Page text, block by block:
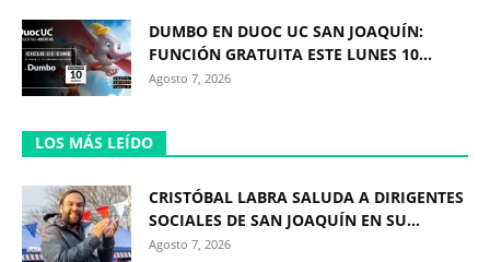
DUMBO EN DUOC UC SAN JOAQUÍN:
FUNCIÓN GRATUITA ESTE LUNES 10...
Agosto 7, 2026
LOS MÁS LEÍDO
CRISTÓBAL LABRA SALUDA A DIRIGENTES
SOCIALES DE SAN JOAQUÍN EN SU...
Agosto 7, 2026